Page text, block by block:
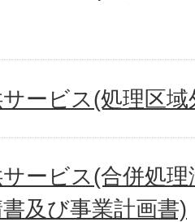
ービス(処理区
ービス(合併処
及び事業計画書)